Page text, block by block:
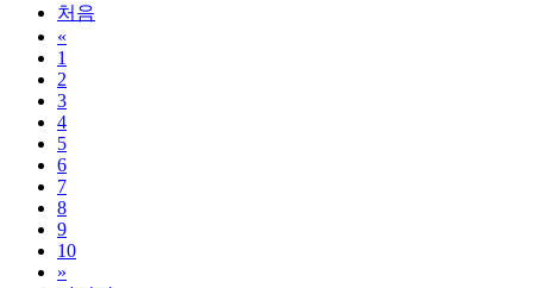
처음
«
1
2
3
4
5
6
7
8
9
10
»